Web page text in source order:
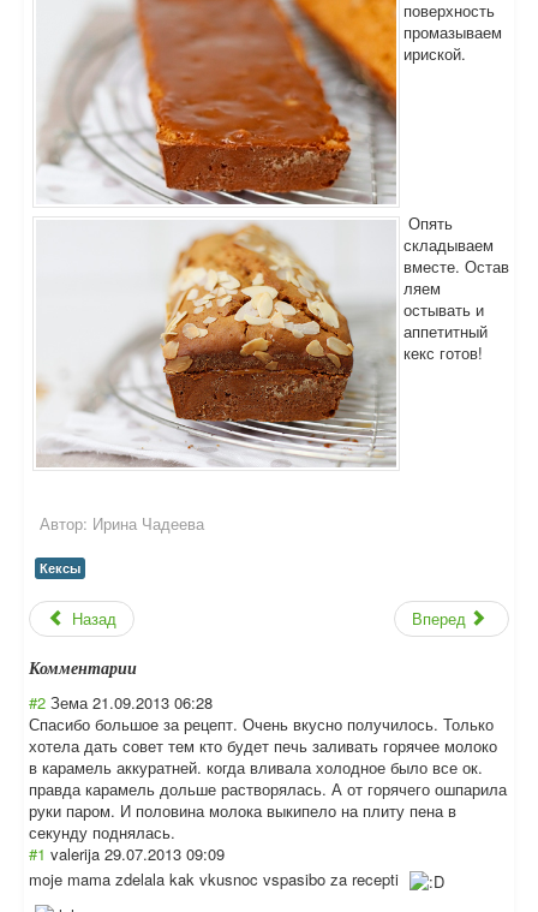
поверхность
промазываем
ириской.
Опять
складываем
вместе. Остав
ляем
остывать и
аппетитный
кекс готов!
Автор: Ирина Чадеева
Кексы
Назад Вперед
Комментарии
#2 Зема 21.09.2013 06:28
Спасибо большое за рецепт. Очень вкусно получилось. Только
хотела дать совет тем кто будет печь заливать горячее молоко
в карамель аккуратней. когда вливала холодное было все ок.
правда карамель дольше растворялась. А от горячего ошпарила
руки паром. И половина молока выкипело на плиту пена в
секунду поднялась.
#1 valerija 29.07.2013 09:09
moje mama zdelala kak vkusnoc vspasibo za recepti